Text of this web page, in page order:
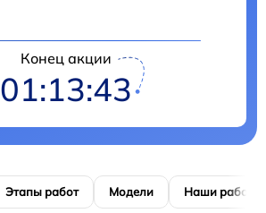
Конец акции
01:13:42
Этапы работ Модели Наши работы